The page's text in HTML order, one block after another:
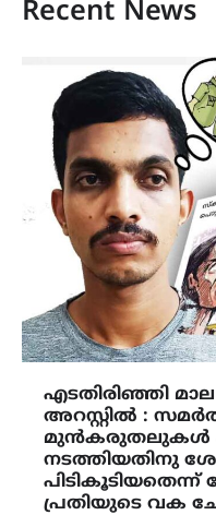
Recent News
എടതിരിഞ്ഞി
അറസ്റ്റിൽ :
മുൻകരുതലുകൾ
നടത്തിയതിനു
പ്രതിയുടെ വക